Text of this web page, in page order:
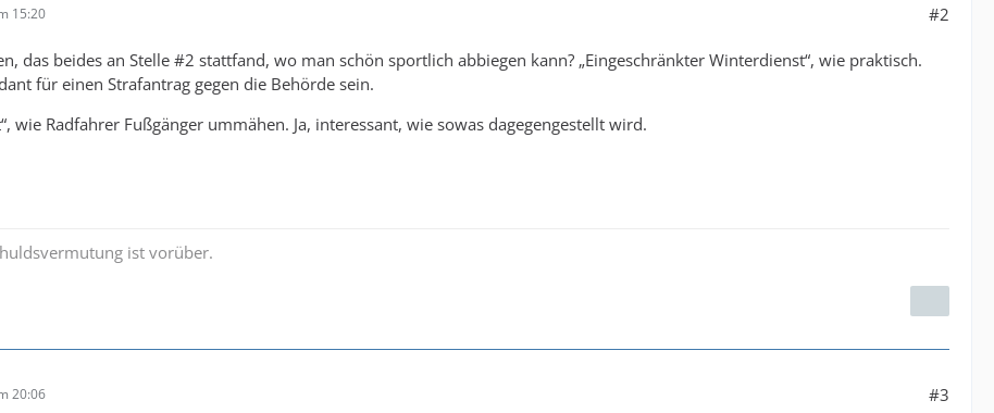
15:20 #2
das beides an Stelle #2 stattfand, wo man schön sportlich abbiegen kann? „Eingeschränkter Winterdienst“, wie praktisch.
für einen Strafantrag gegen die Behörde sein.
wie Radfahrer Fußgänger ummähen. Ja, interessant, wie sowas dagegengestellt wird.
ist vorüber.
20:06 #3